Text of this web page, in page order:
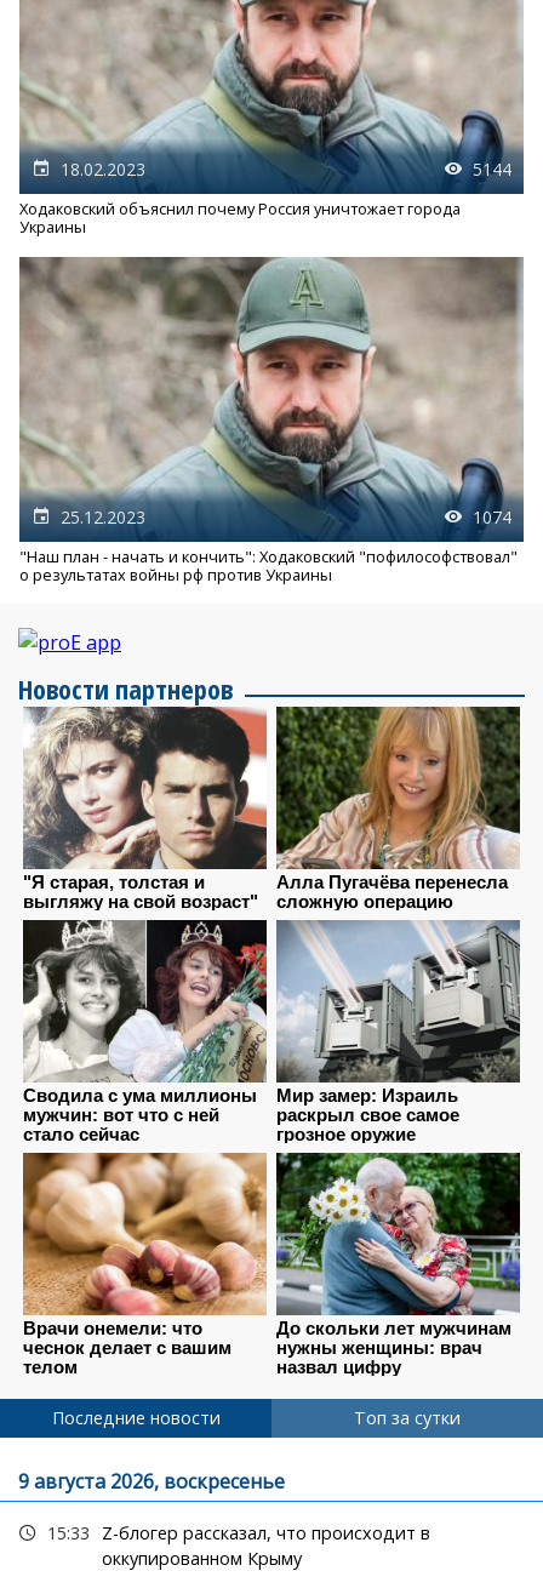
18.02.2023 5144
Ходаковский объяснил почему Россия уничтожает города
Украины
25.12.2023 1074
"Наш план - начать и кончить": Ходаковский "пофилософствовал"
о результатах войны рф против Украины
Новости партнеров
Последние новости Топ за сутки
9 августа 2026, воскресенье
15:33
Z-блогер рассказал, что происходит в
оккупированном Крыму